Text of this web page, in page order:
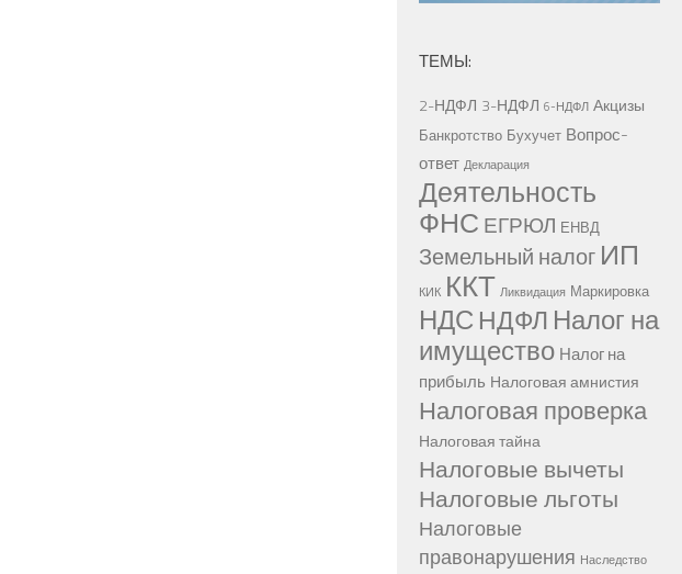
ТЕМЫ:
2-НДФЛ 3-НДФЛ 6-НДФЛ Акцизы
Банкротство Бухучет Вопрос-
ответ Декларация
Деятельность
ФНС ЕГРЮЛ ЕНВД
Земельный налог ИП
КИК ККТ Ликвидация Маркировка
НДС НДФЛ Налог на
имущество Налог на
прибыль Налоговая амнистия
Налоговая проверка
Налоговая тайна
Налоговые вычеты
Налоговые льготы
Налоговые
правонарушения Наследство